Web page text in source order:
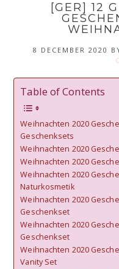
[GER] 12
8 DECEMBER 2020
Table of Contents
Weihnachten 2020
Geschenksets
Weihnachten 2020
Weihnachten 2020
Weihnachten 2020
Naturkosmetik
Weihnachten 2020
Geschenkset
Weihnachten 2020
Geschenkset
Weihnachten 2020
Vanity Set